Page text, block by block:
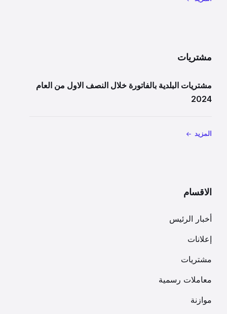
مشتريات
مشتريات البلدية بالفاتورة خلال النصف الاول من العام
2024
المزيد
الاقسام
أخبار الرئيس
إعلانات
مشتريات
معاملات رسمية
موازنة